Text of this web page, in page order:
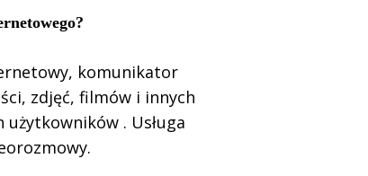
komunikator
zdjęć, filmów i innych
. Usługa